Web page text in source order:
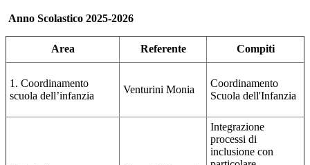
Anno Scolastico 2025-2026
Area Referente Compiti
1. Coordinamento
scuola dell’infanzia
Venturini Monia
Coordinamento
Scuola dell'Infanzia
Integrazione
processi di
inclusione con